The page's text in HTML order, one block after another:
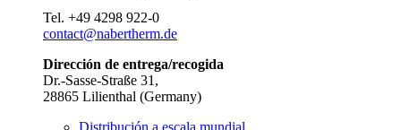
Tel. +49 4298 922-0
contact@nabertherm.de
Dirección de entrega/recogida
Dr.-Sasse-Straße 31,
28865 Lilienthal (Germany)
Distribución a escala mundial